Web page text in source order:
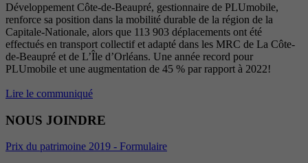
Développement Côte-de-Beaupré, gestionnaire de PLUmobile,
renforce sa position dans la mobilité durable de la région de la
Capitale-Nationale, alors que 113 903 déplacements ont été
effectués en transport collectif et adapté dans les MRC de La Côte-
de-Beaupré et de L’Île d’Orléans. Une année record pour
PLUmobile et une augmentation de 45 % par rapport à 2022!
Lire le communiqué
NOUS JOINDRE
Prix du patrimoine 2019 - Formulaire